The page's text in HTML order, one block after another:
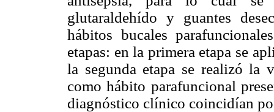
glutaraldehído y guantes
hábitos bucales
etapas: en la primera etapa se
la segunda etapa se realizó la
como hábito parafuncional
diagnóstico clínico coincidían